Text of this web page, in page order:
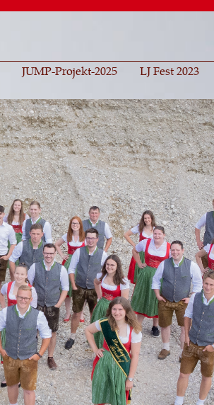
JUMP-Projekt-2025 LJ Fest 2023